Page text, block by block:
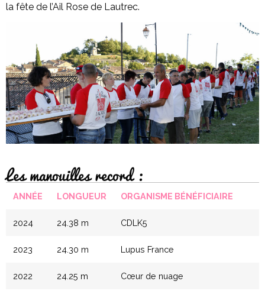
la fête de l’Ail Rose de Lautrec.
Les manouilles record :
ANNÉE LONGUEUR ORGANISME BÉNÉFICIAIRE
2024 24.38 m CDLK5
2023 24.30 m Lupus France
2022 24.25 m Cœur de nuage